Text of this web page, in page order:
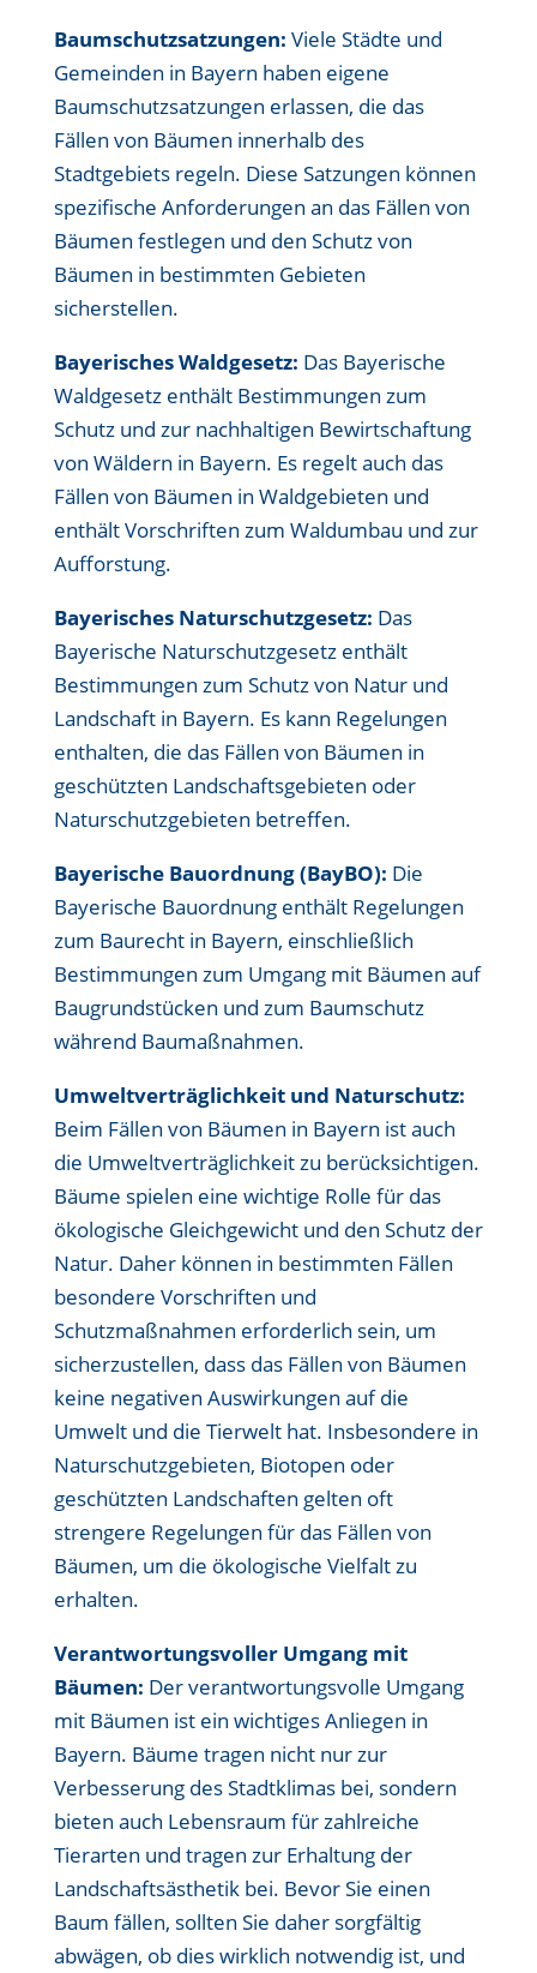
Baumschutzsatzungen: Viele Städte und
Gemeinden in Bayern haben eigene
Baumschutzsatzungen erlassen, die das
Fällen von Bäumen innerhalb des
Stadtgebiets regeln. Diese Satzungen können
spezifische Anforderungen an das Fällen von
Bäumen festlegen und den Schutz von
Bäumen in bestimmten Gebieten
sicherstellen.
Bayerisches Waldgesetz: Das Bayerische
Waldgesetz enthält Bestimmungen zum
Schutz und zur nachhaltigen Bewirtschaftung
von Wäldern in Bayern. Es regelt auch das
Fällen von Bäumen in Waldgebieten und
enthält Vorschriften zum Waldumbau und zur
Aufforstung.
Bayerisches Naturschutzgesetz: Das
Bayerische Naturschutzgesetz enthält
Bestimmungen zum Schutz von Natur und
Landschaft in Bayern. Es kann Regelungen
enthalten, die das Fällen von Bäumen in
geschützten Landschaftsgebieten oder
Naturschutzgebieten betreffen.
Bayerische Bauordnung (BayBO): Die
Bayerische Bauordnung enthält Regelungen
zum Baurecht in Bayern, einschließlich
Bestimmungen zum Umgang mit Bäumen auf
Baugrundstücken und zum Baumschutz
während Baumaßnahmen.
Umweltverträglichkeit und Naturschutz:
Beim Fällen von Bäumen in Bayern ist auch
die Umweltverträglichkeit zu berücksichtigen.
Bäume spielen eine wichtige Rolle für das
ökologische Gleichgewicht und den Schutz der
Natur. Daher können in bestimmten Fällen
besondere Vorschriften und
Schutzmaßnahmen erforderlich sein, um
sicherzustellen, dass das Fällen von Bäumen
keine negativen Auswirkungen auf die
Umwelt und die Tierwelt hat. Insbesondere in
Naturschutzgebieten, Biotopen oder
geschützten Landschaften gelten oft
strengere Regelungen für das Fällen von
Bäumen, um die ökologische Vielfalt zu
erhalten.
Verantwortungsvoller Umgang mit
Bäumen: Der verantwortungsvolle Umgang
mit Bäumen ist ein wichtiges Anliegen in
Bayern. Bäume tragen nicht nur zur
Verbesserung des Stadtklimas bei, sondern
bieten auch Lebensraum für zahlreiche
Tierarten und tragen zur Erhaltung der
Landschaftsästhetik bei. Bevor Sie einen
Baum fällen, sollten Sie daher sorgfältig
abwägen, ob dies wirklich notwendig ist, und